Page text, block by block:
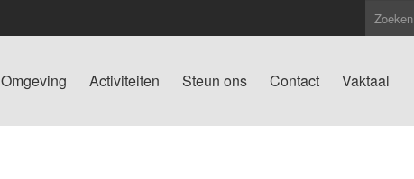
Omgeving Activiteiten Steun ons Contact Vaktaal